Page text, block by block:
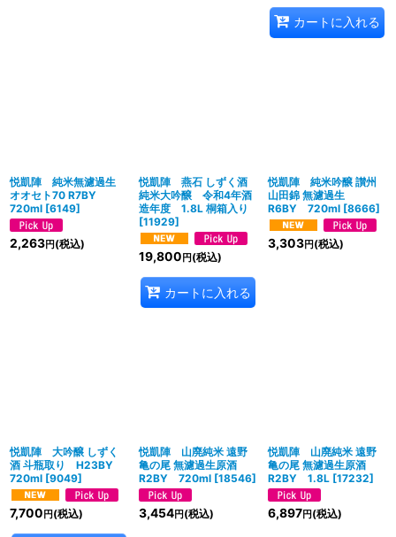
カートに入れる
悦凱陣 純米無濾過生
オオセト70 R7BY
720ml [6149]
2,263円 (税込)
悦凱陣 燕石 しずく酒
純米大吟醸 令和4年酒
造年度 1.8L 桐箱入り
[11929]
19,800 円(税込)
カートに入れる
悦凱陣 純米吟醸 讃州
山田錦 無濾過生
R6BY 720ml [8666]
3,303円(税込)
悦凱陣 大吟醸 しずく
酒 斗瓶取り H23BY
720ml [9049]
7,700 円 (税込)
悦凱陣 山廃純米 遠野
亀の尾 無濾過生原酒
R2BY 720ml [18546]
3,454円(税込)
悦凱陣 山廃純米 遠野
亀の尾 無濾過生原酒
R2BY 1.8L [17232]
6,897円(税込)